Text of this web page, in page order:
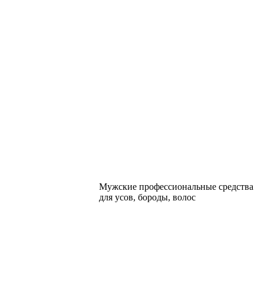
Мужские профессиональные средства
для усов, бороды, волос